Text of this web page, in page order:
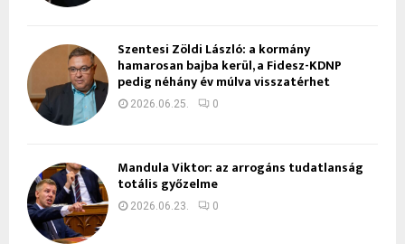
Szentesi Zöldi László: a kormány
hamarosan bajba kerül, a Fidesz-KDNP
pedig néhány év múlva visszatérhet
2026.06.25. 0
Mandula Viktor: az arrogáns tudatlanság
totális győzelme
2026.06.23. 0